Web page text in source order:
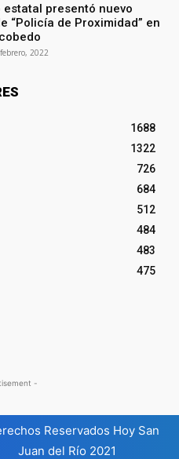
estatal presentó nuevo
“Policía de Proximidad” en
2022
1688
1322
726
684
512
484
483
475
-
Reservados Hoy San
Juan del Río 2021